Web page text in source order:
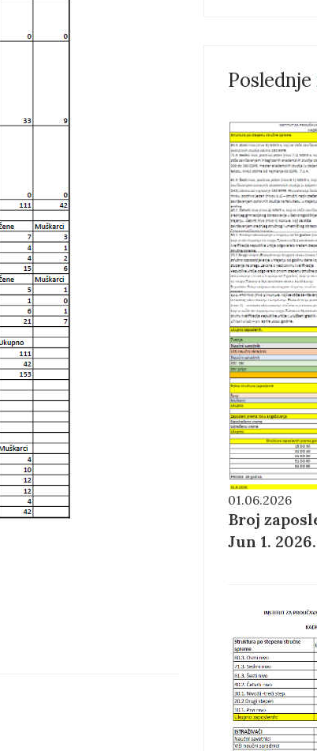
Poslednje
01.06.2026
Broj
Jun 1.